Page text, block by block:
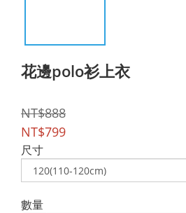
花邊polo衫上衣
NT$888
NT$799
尺寸
數量